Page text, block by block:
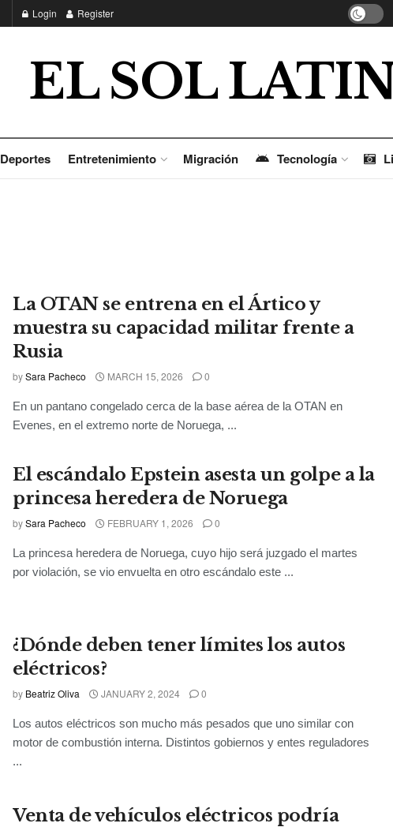
Login Register
EL SOL
Deportes Entretenimiento Migración Tecnología
La OTAN se entrena en el Ártico y
muestra su capacidad militar frente a
Rusia
bySara Pacheco MARCH 15, 2026 0
En un pantano congelado cerca de la base aérea de la OTAN en
Evenes, en el extremo norte de Noruega, ...
El escándalo Epstein asesta un golpe a la
princesa heredera de Noruega
bySara Pacheco FEBRUARY 1, 2026 0
La princesa heredera de Noruega, cuyo hijo será juzgado el martes
por violación, se vio envuelta en otro escándalo este ...
¿Dónde deben tener límites los autos
eléctricos?
by Beatriz Oliva JANUARY 2, 2024 0
Los autos eléctricos son mucho más pesados ​​que uno similar con
motor de combustión interna. Distintos gobiernos y entes reguladores
...
Venta de vehículos eléctricos podría